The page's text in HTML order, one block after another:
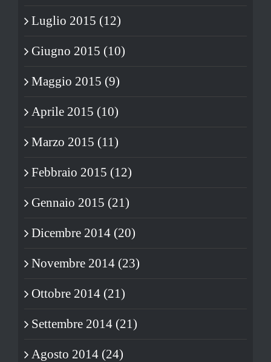
Luglio 2015 (12)
Giugno 2015 (10)
Maggio 2015 (9)
Aprile 2015 (10)
Marzo 2015 (11)
Febbraio 2015 (12)
Gennaio 2015 (21)
Dicembre 2014 (20)
Novembre 2014 (23)
Ottobre 2014 (21)
Settembre 2014 (21)
Agosto 2014 (24)